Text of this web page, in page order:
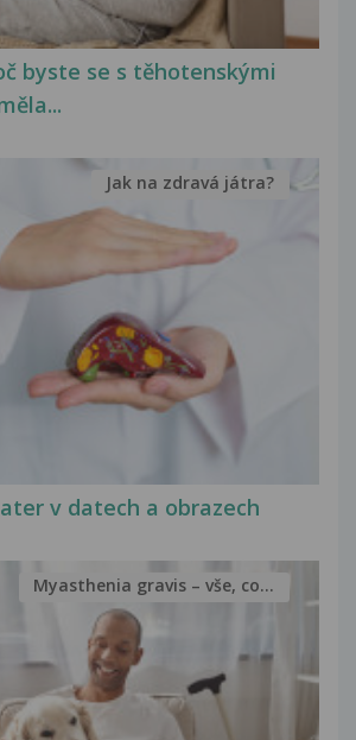
byste se s těhotenskými
v datech a obrazech
Jak na zdravá játra?
Myasthenia gravis – vše, co...